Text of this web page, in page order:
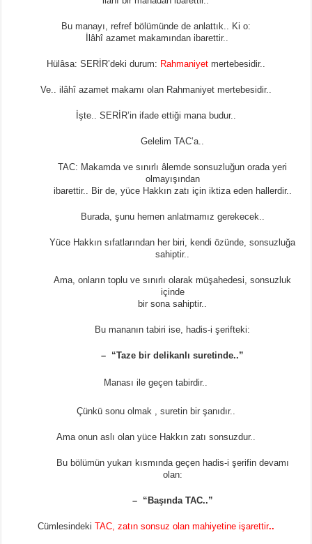
Bu manayı, refref bölümünde de anlattık.. Ki o:
İlâhî azamet makamından ibarettir..
Hülâsa: SERİR’deki durum: Rahmaniyet mertebesidir..
Ve.. ilâhî azamet makamı olan Rahmaniyet mertebesidir..
İşte.. SERİR’in ifade ettiği mana budur..
Gelelim TAC’a..
TAC: Makamda ve sınırlı âlemde sonsuzluğun orada yeri
olmayışından
ibarettir.. Bir de, yüce Hakkın zatı için iktiza eden hallerdir..
Burada, şunu hemen anlatmamız gerekecek..
Yüce Hakkın sıfatlarından her biri, kendi özünde, sonsuzluğa
sahiptir..
Ama, onların toplu ve sınırlı olarak müşahedesi, sonsuzluk
içinde
bir sona sahiptir..
Bu mananın tabiri ise, hadis-i şerifteki:
– “Taze bir delikanlı suretinde..”
Manası ile geçen tabirdir..
Çünkü sonu olmak , suretin bir şanıdır..
Ama onun aslı olan yüce Hakkın zatı sonsuzdur..
Bu bölümün yukarı kısmında geçen hadis-i şerifin devamı
olan:
– “Başında TAC..”
Cümlesindeki TAC, zatın sonsuz olan mahiyetine işarettir..